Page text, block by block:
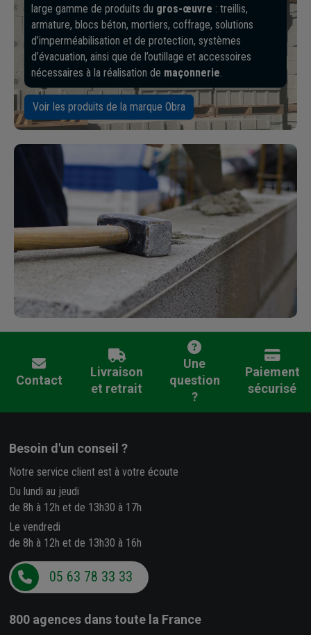
large gamme de produits du gros-œuvre : treillis,
armature, blocs béton, mortiers, coffrage, solutions
d’imperméabilisation et de protection, systèmes
d’évacuation, ainsi que de l’outillage et accessoires
nécessaires à la réalisation de maçonnerie
Voir les produits de la marque Obra
Contact
Livraison
et retrait
Une
question
?
Paiement
sécurisé
Besoin d'un conseil ?
Notre service client est à votre écoute
Du lundi au jeudi
de 8h à 12h et de 13h30 à 17h
Le vendredi
de 8h à 12h et de 13h30 à 16h
05 63 78 33 33
800 agences dans toute la France